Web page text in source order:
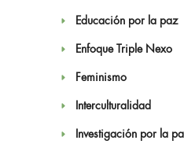
Educación por la paz
Enfoque Triple Nexo
Feminismo
Interculturalidad
Investigación por la